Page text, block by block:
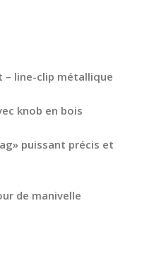
– line-clip métallique
knob en bois
puissant précis et
de manivelle